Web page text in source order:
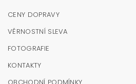
CENY DOPRAVY
VĚRNOSTNÍ SLEVA
FOTOGRAFIE
KONTAKTY
OBCHODNÍ PODMÍNKY